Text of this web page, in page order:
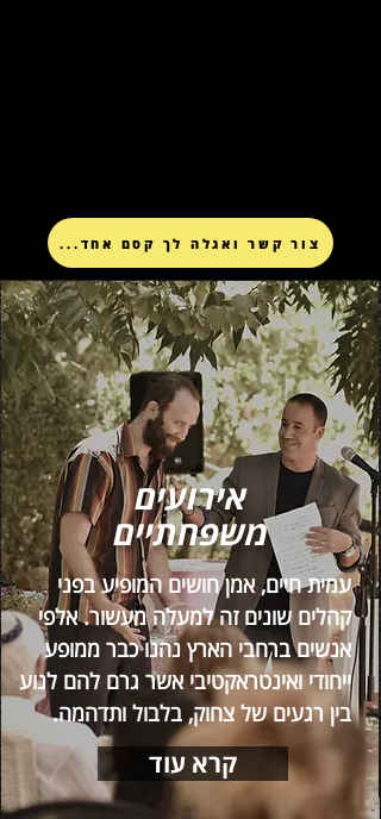
...צור קשר ואגלה לך קסם אחד
קרא עוד
אירועים
משפחתיים
עמית חיים, אמן חושים המופיע בפני
קהלים שונים זה למעלה מעשור. אלפי
אנשים ברחבי הארץ נהנו כבר ממופע
ייחודי ואינטראקטיבי אשר גרם להם לנוע
בין רגעים של צחוק, בלבול ותדהמה.